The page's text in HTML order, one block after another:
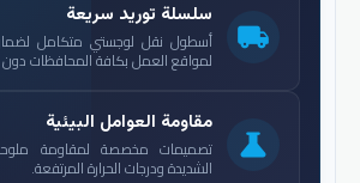
local_shipping
سلسلة توريد سريعة
أسطول نقل لوجستي متكامل
لمواقع العمل بكافة المحافظات دون
science
مقاومة العوامل البيئية
تصميمات مخصصة لمقاومة ملوحة
الشديدة ودرجات الحرارة المرتفعة.